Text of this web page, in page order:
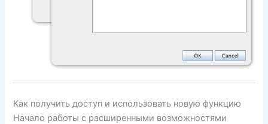
Как получить доступ и использовать новую функцию
Начало работы с расширенными возможностями